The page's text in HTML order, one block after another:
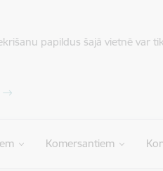
papildus šajā vietnē var
Komersantiem